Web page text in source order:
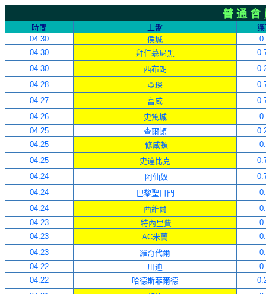
普 通 會
時間 上盤
04.30 侯城
04.30 拜仁慕尼黑
04.30 西布朗
04.28 亞琛
04.27 富咸
04.26 史篤城
04.25 查爾頓
04.25 修咸頓
04.25 史達比克
04.24 阿仙奴
04.24 巴黎聖日門
04.24 西維爾
04.23 特內里費
04.23 AC米蘭
04.23 羅奇代爾
04.22 川迪
04.22 哈德斯菲爾德